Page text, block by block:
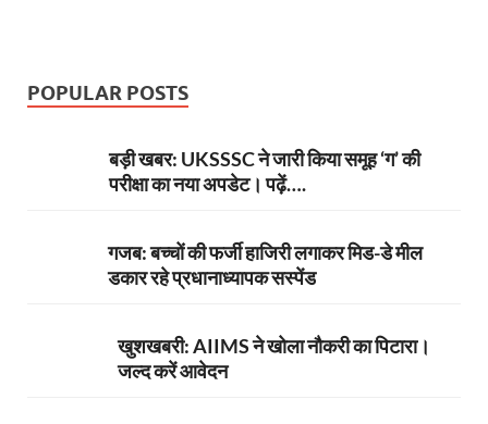
POPULAR POSTS
बड़ी खबर: UKSSSC ने जारी किया समूह ‘ग’ की
परीक्षा का नया अपडेट। पढ़ें….
गजब: बच्चों की फर्जी हाजिरी लगाकर मिड-डे मील
डकार रहे प्रधानाध्यापक सस्पेंड
खुशखबरी: AIIMS ने खोला नौकरी का पिटारा।
जल्द करें आवेदन